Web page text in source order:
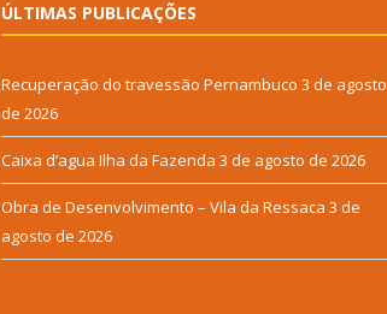
ÚLTIMAS PUBLICAÇÕES
Recuperação do travessão Pernambuco 3 de agosto
de 2026
Caixa d’agua Ilha da Fazenda 3 de agosto de 2026
Obra de Desenvolvimento – Vila da Ressaca 3 de
agosto de 2026